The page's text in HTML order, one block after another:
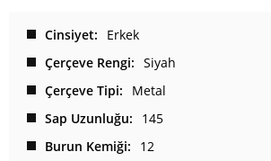
Cinsiyet
Erkek
Çerçeve Rengi
Siyah
Çerçeve Tipi
Metal
Sap Uzunluğu
145
Burun Kemiği
12